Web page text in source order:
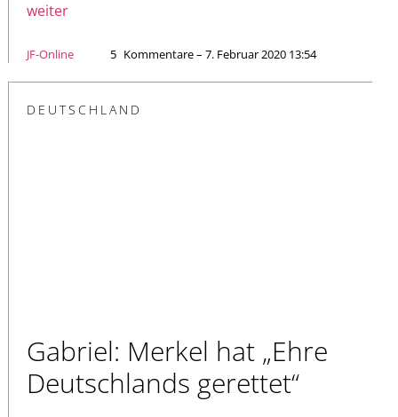
weiter
JF-Online 5 Kommentare – 7. Februar 2020 13:54
DEUTSCHLAND
Gabriel: Merkel hat „Ehre
Deutschlands gerettet“